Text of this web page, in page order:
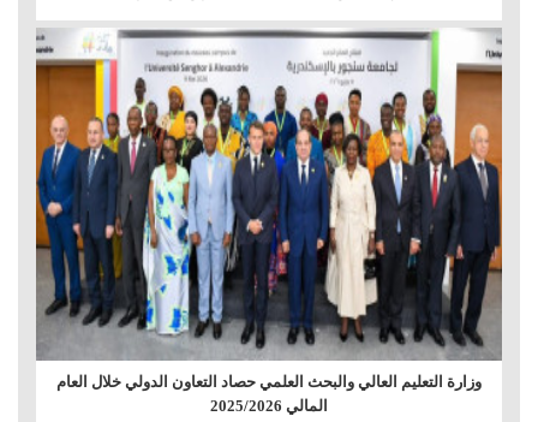
وزارة التعليم العالي والبحث العلمي حصاد التعاون الدولي خلال العام
المالي 2025/2026